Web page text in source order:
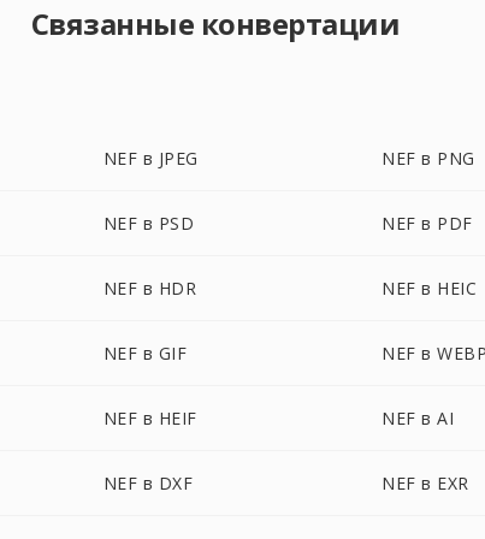
Связанные конвертации
NEF в JPEG NEF в PNG
NEF в PSD NEF в PDF
NEF в HDR NEF в HEIC
NEF в GIF NEF в
NEF в HEIF NEF в AI
NEF в DXF NEF в EXR